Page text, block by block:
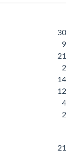
30
9
21
2
14
12
4
2
21